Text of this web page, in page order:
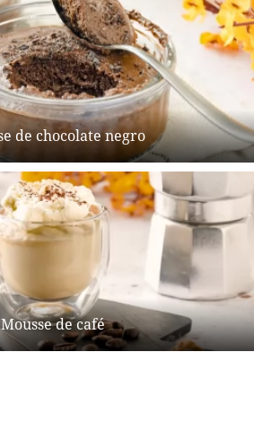
de chocolate negro
Mousse de café